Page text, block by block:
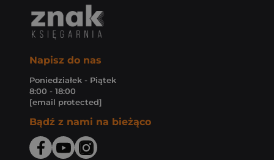
Napisz do nas
Poniedziałek - Piątek
8:00 - 18:00
[email protected]
Bądź z nami na bieżąco